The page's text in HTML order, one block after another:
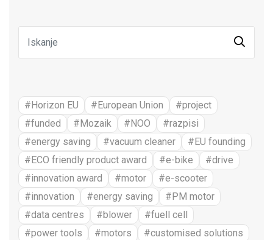
#Horizon EU #European Union
#project
#funded
#Mozaik #NOO
#razpisi
#energy saving
#vacuum cleaner
#EU founding
#ECO friendly product award
#e-bike
#drive
#innovation award
#motor
#e-scooter
#innovation
#energy saving
#PM motor
#data centres
#blower
#fuell cell
#power tools
#motors #customised solutions